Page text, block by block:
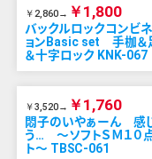
￥2,860→ ￥1,800
バックルロックコンビ
ョンBasic set 手枷＆
＆十字ロック KNK-067
￥3,520→ ￥1,760
悶子のいやぁーん 感
う… ～ソフトＳＭ１０
ト～ TBSC-061